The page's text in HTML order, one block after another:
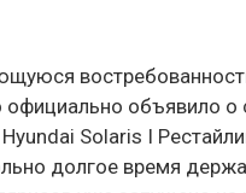
объявило о
Solaris I
долгое время